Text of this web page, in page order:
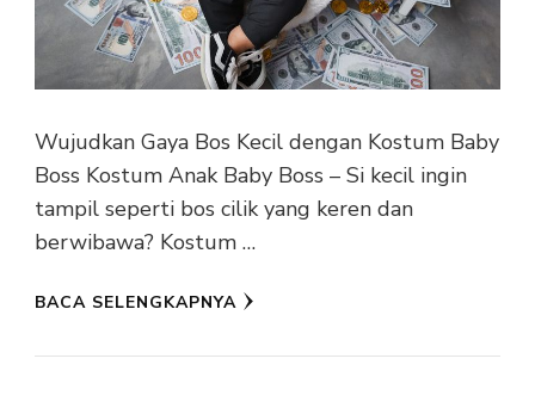
Wujudkan Gaya Bos Kecil dengan Kostum Baby
Boss Kostum Anak Baby Boss – Si kecil ingin
tampil seperti bos cilik yang keren dan
berwibawa? Kostum …
BACA SELENGKAPNYA